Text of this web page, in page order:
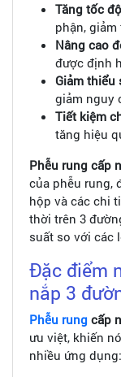
Tăng tốc
phận,
Nâng cao
được định
Giảm thiểu
giảm nguy
Tiết kiệm
tăng hiệu
Phễu rung cấp
của phễu rung,
hộp và các chi
thời trên 3
suất so với các
Đặc điểm
nắp 3
Phễu rung cấp
ưu việt, khiến
nhiều ứng dụng: